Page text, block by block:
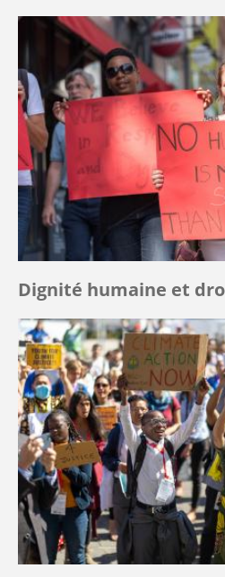
Dignité humaine et